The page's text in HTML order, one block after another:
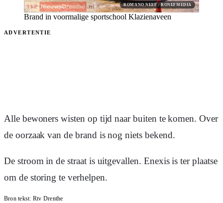
ROMANO NEEF / RONEFMEDIA
Brand in voormalige sportschool Klazienaveen
ADVERTENTIE
Alle bewoners wisten op tijd naar buiten te komen. Over
de oorzaak van de brand is nog niets bekend.
De stroom in de straat is uitgevallen. Enexis is ter plaatse
om de storing te verhelpen.
Bron tekst: Rtv Drenthe